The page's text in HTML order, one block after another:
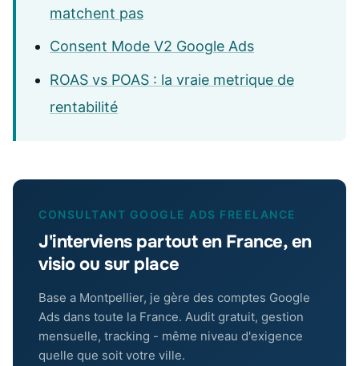
matchent pas
Consent Mode V2 Google Ads
ROAS vs POAS : la vraie metrique de
rentabilité
CONSULTANT GOOGLE ADS FREELANCE
J'interviens partout en France, en
visio ou sur place
Base a Montpellier, je gère des comptes Google
Ads dans toute la France. Audit gratuit, gestion
mensuelle, tracking - même niveau d'exigence
quelle que soit votre ville.